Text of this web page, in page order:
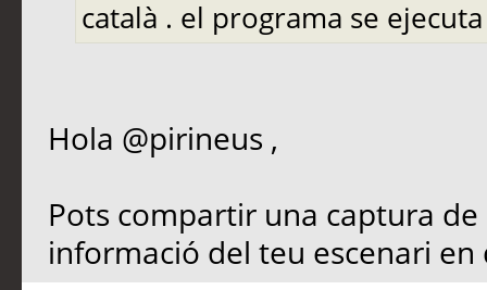
català . el programa se
Hola @pirineus ,
Pots compartir una captura
informació del teu escenari en